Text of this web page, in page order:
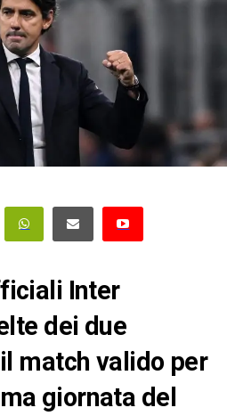
Inter
dei due
match valido per
giornata del